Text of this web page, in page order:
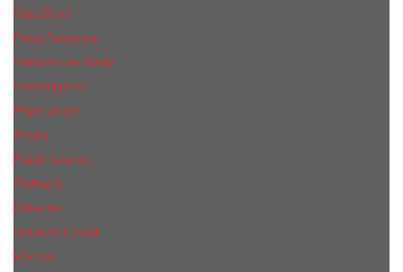
Nina Ricci
Paco Rabanne
Parfums de Marly
Penhaligon's
Pepe Jeans
Prada
Ralph Lauren
RicHarD
Rihanna
Roberto Cavalli
Rochas